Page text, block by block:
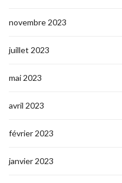
novembre 2023
juillet 2023
mai 2023
avril 2023
février 2023
janvier 2023